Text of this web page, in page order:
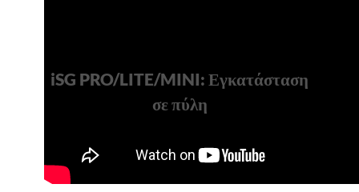
iSG PRO/LITE/MINI: Εγκατάσταση
σε πύλη